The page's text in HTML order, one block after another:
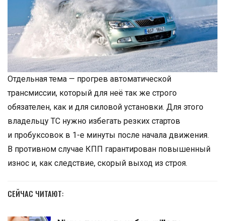
Отдельная тема — прогрев автоматической
трансмиссии, который для неё так же строго
обязателен, как и для силовой установки. Для этого
владельцу ТС нужно избегать резких стартов
и пробуксовок в 1-е минуты после начала движения.
В противном случае КПП гарантирован повышенный
износ и, как следствие, скорый выход из строя.
СЕЙЧАС ЧИТАЮТ: